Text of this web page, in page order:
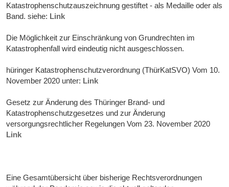
Katastrophenschutzauszeichnung gestiftet - als Medaille oder als
Band. siehe: Link
Die Möglichkeit zur Einschränkung von Grundrechten im
Katastrophenfall wird eindeutig nicht ausgeschlossen.
hüringer Katastrophenschutzverordnung (ThürKatSVO) Vom 10.
November 2020 unter: Link
Gesetz zur Änderung des Thüringer Brand- und
Katastrophenschutzgesetzes und zur Änderung
versorgungsrechtlicher Regelungen Vom 23. November 2020
Link
Eine Gesamtübersicht über bisherige Rechtsverordnungen